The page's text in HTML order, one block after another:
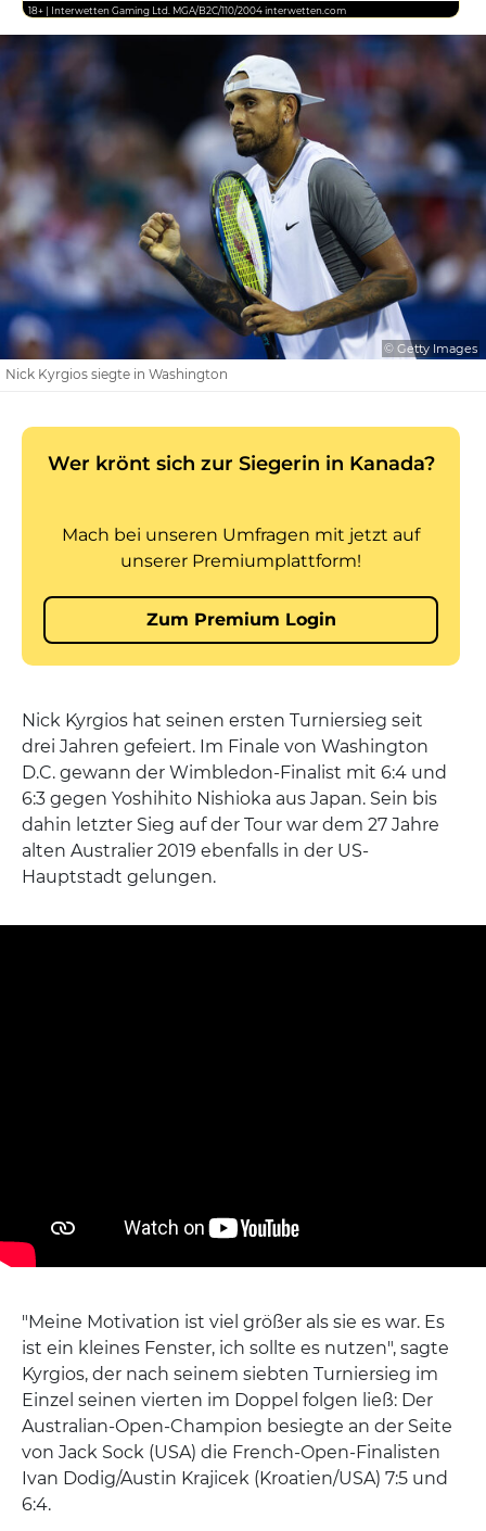
18+ | Interwetten Gaming Ltd. MGA/B2C/110/2004 interwetten.com
© Getty Images
Nick Kyrgios siegte in Washington
Nick Kyrgios hat seinen ersten Turniersieg seit
drei Jahren gefeiert. Im Finale von Washington
D.C. gewann der Wimbledon-Finalist mit 6:4 und
6:3 gegen Yoshihito Nishioka aus Japan. Sein bis
dahin letzter Sieg auf der Tour war dem 27 Jahre
alten Australier 2019 ebenfalls in der US-
Hauptstadt gelungen.
"Meine Motivation ist viel größer als sie es war. Es
ist ein kleines Fenster, ich sollte es nutzen", sagte
Kyrgios, der nach seinem siebten Turniersieg im
Einzel seinen vierten im Doppel folgen ließ: Der
Australian-Open-Champion besiegte an der Seite
von Jack Sock (USA) die French-Open-Finalisten
Ivan Dodig/Austin Krajicek (Kroatien/USA) 7:5 und
6:4.